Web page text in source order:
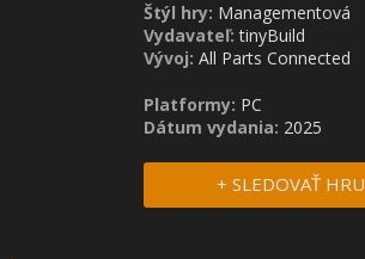
Štýl hry: Managementová
Vydavateľ: tinyBuild
Vývoj: All Parts Connected
Platformy: PC
Dátum vydania: 2025
+ SLEDOVAŤ HRU